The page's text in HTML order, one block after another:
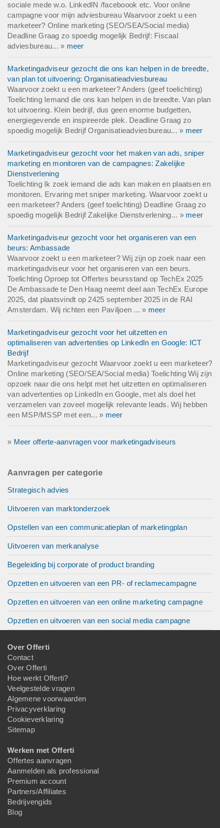
sociale mede w.o. LinkedIN /faceboook etc. Voor online
campagne voor mijn adviesbureau Waarvoor zoekt u een
marketeer? Online marketing (SEO/SEA/Social media)
Deadline Graag zo spoedig mogelijk Bedrijf: Fiscaal
adviesbureau... » meer
Marketingadviseur gezocht die ons kan helpen in de breedte,
van plan tot uitvoering: Organisatieadviesbureau
Waarvoor zoekt u een marketeer? Anders (geef toelichting)
Toelichting Iemand die ons kan helpen in de breedte. Van plan
tot uitvoering. Klein bedrijf, dus geen enorme budgetten,
energiegevende en inspireerde plek. Deadline Graag zo
spoedig mogelijk Bedrijf Organisatieadviesbureau... » meer
Marketingadviseur gezocht voor het maken van ads, sniper
marketing en monitoren van de campagnes: Zakelijke
Dienstverlening
Toelichting Ik zoek iemand die ads kan maken en plaatsen en
monitoren. Ervaring met sniper marketing. Waarvoor zoekt u
een marketeer? Anders (geef toelichting) Deadline Graag zo
spoedig mogelijk Bedrijf Zakelijke Dienstverlening... » meer
Marketingadviseur gezocht voor het organiseren van een
beurs: Ambassade
Waarvoor zoekt u een marketeer? Wij zijn op zoek naar een
marketingadviseur voor het organiseren van een beurs.
Toelichting Oproep tot Offertes beursstand op TechEx 2025
De Ambassade te Den Haag neemt deel aan TechEx Europe
2025, dat plaatsvindt op 2425 september 2025 in de RAI
Amsterdam. Wij richten een Paviljoen ... » meer
Marketingadviseur gezocht voor het uitzetten en
optimaliseren van advertenties op LinkedIn en Google: ICT
Bedrijf
Marketingadviseur gezocht Waarvoor zoekt u een marketeer?
Online marketing (SEO/SEA/Social media) Toelichting Wij zijn
opzoek naar die ons helpt met het uitzetten en optimaliseren
van advertenties op LinkedIn en Google, met als doel het
verzamelen van zoveel mogelijk relevante leads. Wij hebben
een MSP/MSSP met een... » meer
» Meer offerte-aanvragen voor marketingadviseurs
Aanvragen per categorie
Strategisch advies
Uitvoeren van marktonderzoek
Opstellen van een communicatieplan of marketingplan
Uitvoeren van merkanalyse
Begeleiding bij corporate of product branding
Opzetten en uitvoeren van een PR- of reclamecampagne
Opzetten en uitvoeren van een online marketing campagne
Opzetten en uitvoeren van een social media campagne
Over Offerti
Contact
Over Offerti
Hoe werkt Offerti?
Veelgestelde vragen
Algemene voorwaarden
Privacyverklaring
Cookieverklaring
Sitemap
Werken met Offerti
Offertes aanvragen
Aanmelden als professional
Premium account
Partners/Affiliates
Bedrijvengids
Blog